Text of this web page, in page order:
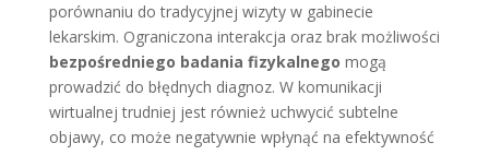
porównaniu do tradycyjnej wizyty w gabinecie
lekarskim. Ograniczona interakcja oraz brak możliwości
bezpośredniego badania fizykalnego mogą
prowadzić do błędnych diagnoz. W komunikacji
wirtualnej trudniej jest również uchwycić subtelne
objawy, co może negatywnie wpłynąć na efektywność